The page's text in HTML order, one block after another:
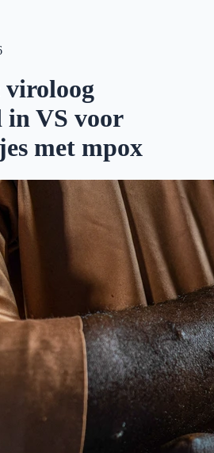
viroloog
in VS voor
met mpox